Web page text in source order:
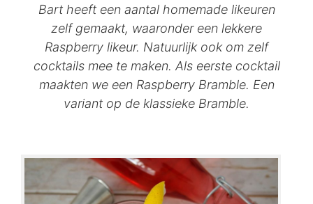
Bart heeft een aantal homemade likeuren
zelf gemaakt, waaronder een lekkere
Raspberry likeur. Natuurlijk ook om zelf
cocktails mee te maken. Als eerste cocktail
maakten we een Raspberry Bramble. Een
variant op de klassieke Bramble.